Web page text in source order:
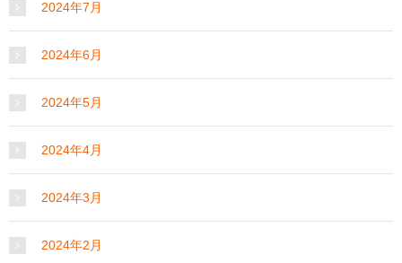
2024年7月
2024年6月
2024年5月
2024年4月
2024年3月
2024年2月